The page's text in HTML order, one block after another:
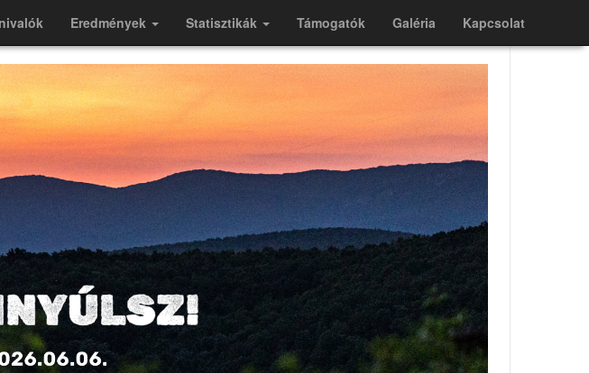
Eredmények Statisztikák Támogatók Galéria Kapcsolat